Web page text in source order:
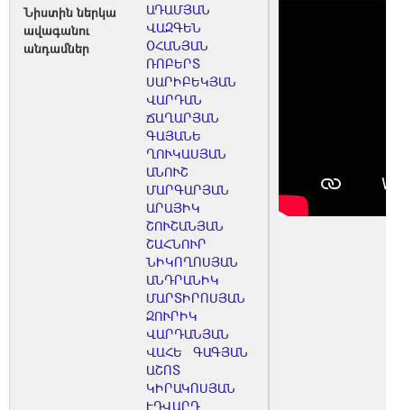
Նիստին ներկա
ավագանու
անդամներ
ԱԴԱՄՅԱՆ
ՎԱԶԳԵՆ
ՕՀԱՆՅԱՆ
ՌՈԲԵՐՏ
ՍԱՐԻԲԵԿՅԱՆ
ՎԱՐԴԱՆ
ՃԱՂԱՐՅԱՆ
ԳԱՅԱՆԵ
ՂՈՒԿԱՍՅԱՆ
ԱՆՈՒՇ
ՄԱՐԳԱՐՅԱՆ
ԱՐԱՅԻԿ
ՇՈՒՇԱՆՅԱՆ
ՇԱՀՆՈՒՐ
ՆԻԿՈՂՈՍՅԱՆ
ԱՆԴՐԱՆԻԿ
ՄԱՐՏԻՐՈՍՅԱՆ
ԶՈՒՐԻԿ
ՎԱՐԴԱՆՅԱՆ
ՎԱՀԵ
ԳԱԳՅԱՆ
ԱՇՈՏ
ԿԻՐԱԿՈՍՅԱՆ
ԷԴՎԱՐԴ